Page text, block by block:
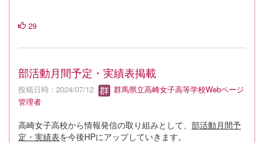
29
部活動月間予定・実績表掲載
投稿日時 : 2024/07/12
群馬県立高崎女子高等学校Webページ
管理者
高崎女子高校から情報発信の取り組みとして、 部活動月間予
定・実績表を今後HPにアップしていきます。